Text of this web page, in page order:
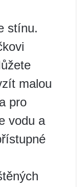
stínu.
malou
pro
vodu a